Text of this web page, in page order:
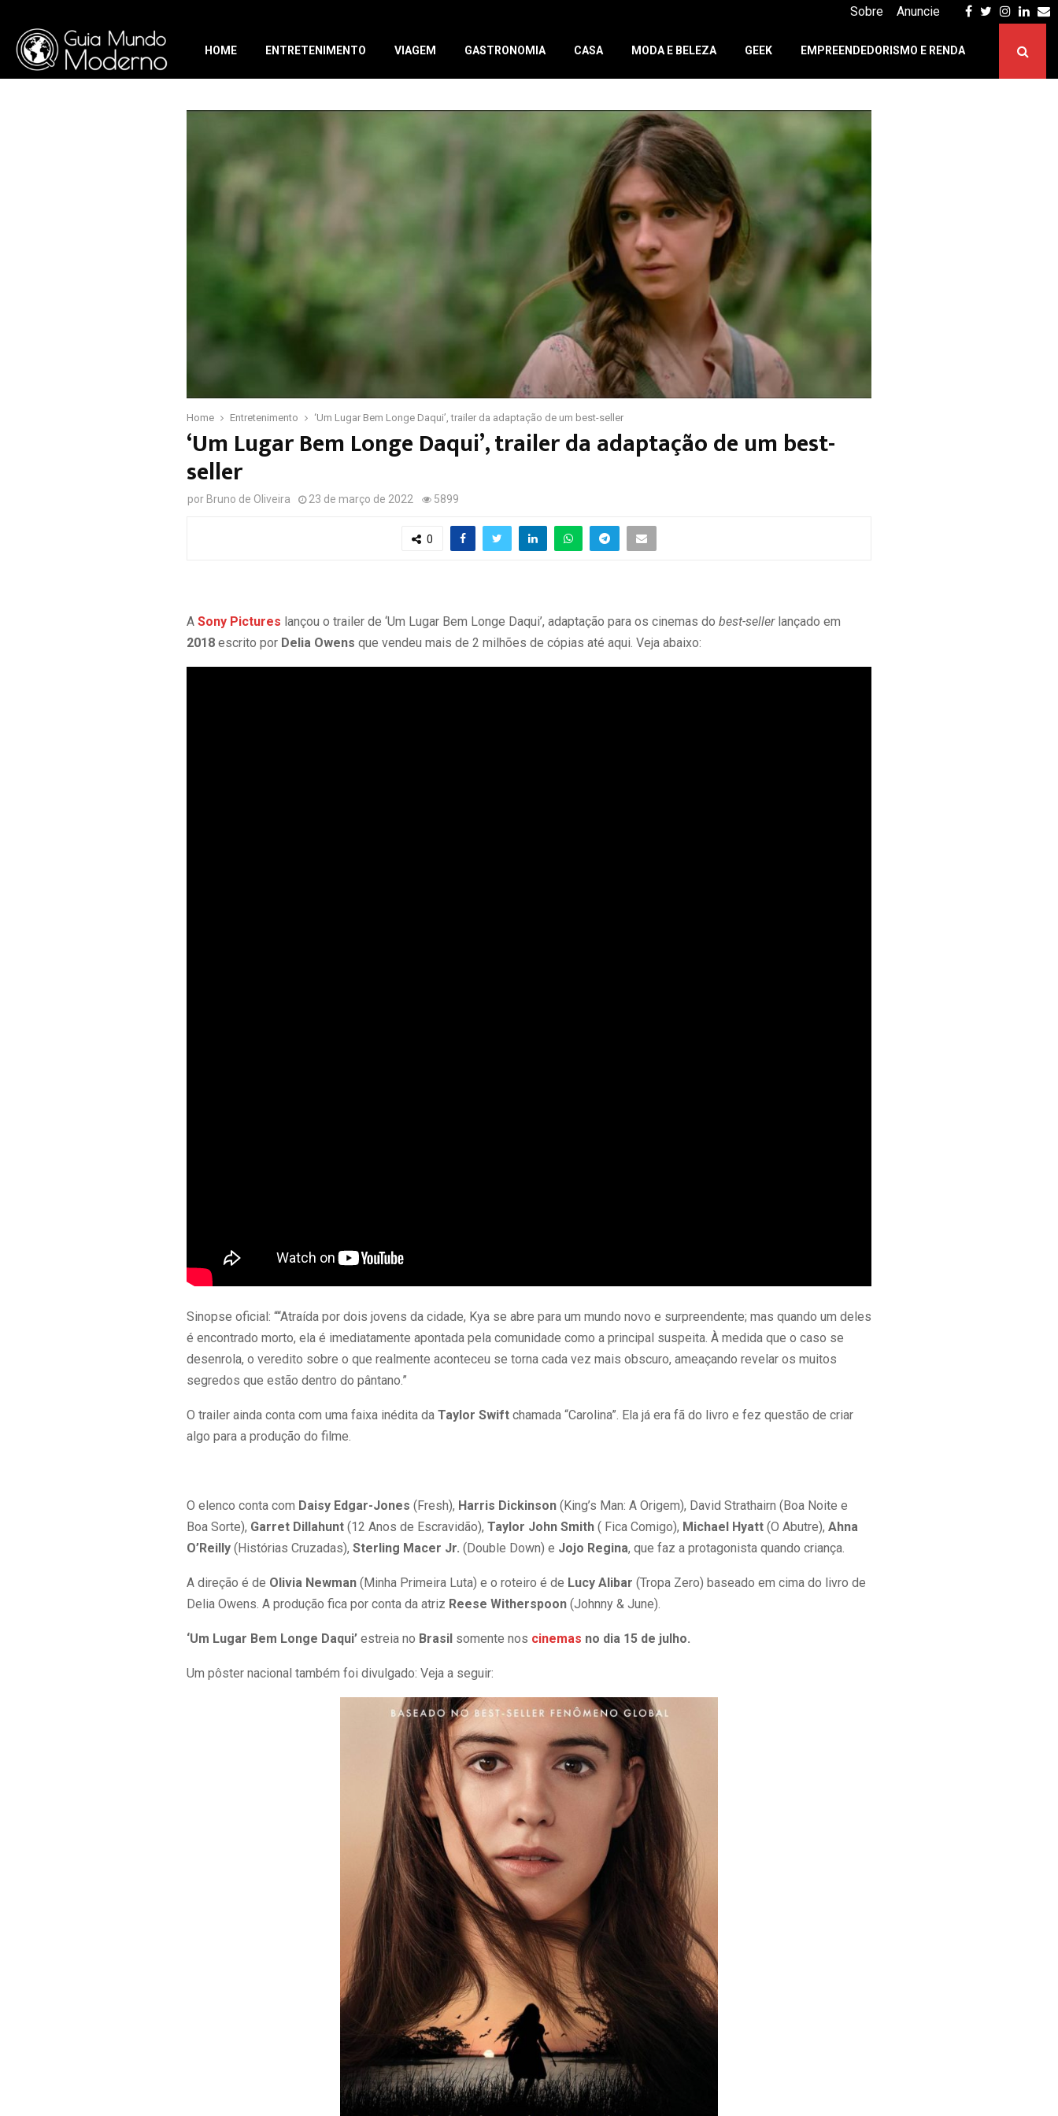
Facebook
Twitter
Sobre Anuncie
HOME ENTRETENIMENTO VIAGEM GASTRONOMIA CASA MODA E BELEZA GEEK EMPREENDEDORISMO E RENDA
Home Entretenimento ‘Um Lugar Bem Longe Daqui’, trailer da adaptação de um best-seller
‘Um Lugar Bem Longe Daqui’, trailer da adaptação de um best-
seller
por Bruno de Oliveira 23 de março de 2022 5899
0
A Sony Pictures lançou o trailer de ‘Um Lugar Bem Longe Daqui’, adaptação para os cinemas do best-sellerlançado em
2018 escrito por Delia Owens que vendeu mais de 2 milhões de cópias até aqui. Veja abaixo:
Sinopse oficial: ““Atraída por dois jovens da cidade, Kya se abre para um mundo novo e surpreendente; mas quando um deles
é encontrado morto, ela é imediatamente apontada pela comunidade como a principal suspeita. À medida que o caso se
desenrola, o veredito sobre o que realmente aconteceu se torna cada vez mais obscuro, ameaçando revelar os muitos
segredos que estão dentro do pântano.”
O trailer ainda conta com uma faixa inédita da Taylor Swift chamada “Carolina”. Ela já era fã do livro e fez questão de criar
algo para a produção do filme.
O elenco conta com Daisy Edgar-Jones (Fresh), Harris Dickinson (King’s Man: A Origem), David Strathairn (Boa Noite e
Boa Sorte), Garret Dillahunt (12 Anos de Escravidão), Taylor John Smith ( Fica Comigo), Michael Hyatt (O Abutre), Ahna
O’Reilly (Histórias Cruzadas), Sterling Macer Jr. (Double Down) e Jojo Regina, que faz a protagonista quando criança.
A direção é de Olivia Newman (Minha Primeira Luta) e o roteiro é de Lucy Alibar (Tropa Zero) baseado em cima do livro de
Delia Owens. A produção fica por conta da atriz Reese Witherspoon (Johnny & June).
‘Um Lugar Bem Longe Daqui’ estreia no Brasil somente nos cinemas no dia 15 de julho.
Um pôster nacional também foi divulgado: Veja a seguir: